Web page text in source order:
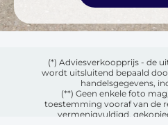
(*) Adviesverkoopprijs - de
wordt uitsluitend bepaald
handelsgegevens,
(**) Geen enkele foto
toestemming vooraf van de
vermenigvuldigd,